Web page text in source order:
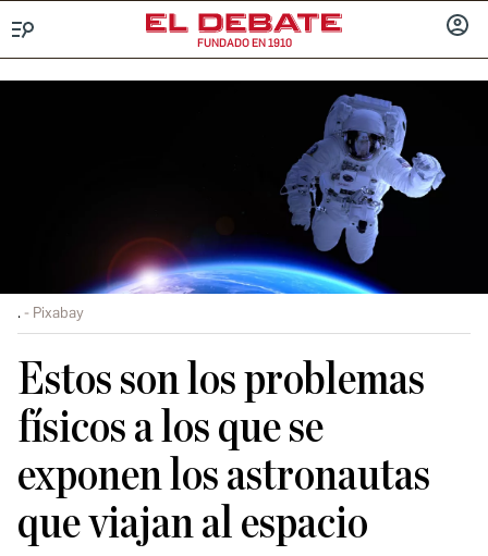
FUNDADO EN 1910
. Pixabay
Estos son los problemas
físicos a los que se
exponen los astronautas
que viajan al espacio